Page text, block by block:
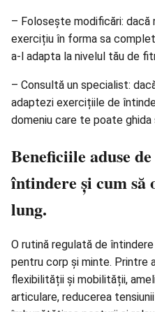
– Folosește modificări: dacă
exercițiu în forma sa
a-l adapta la nivelul tău de
– Consultă un specialist:
adaptezi exercițiile de
domeniu care te poate ghida
Beneficiile aduse
întindere și cum să
lung.
O rutină regulată de
pentru corp și minte. Printre
flexibilității și mobilității,
articulare, reducerea